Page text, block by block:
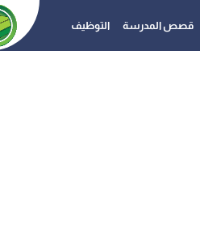
قصص المدرسة التوظيف